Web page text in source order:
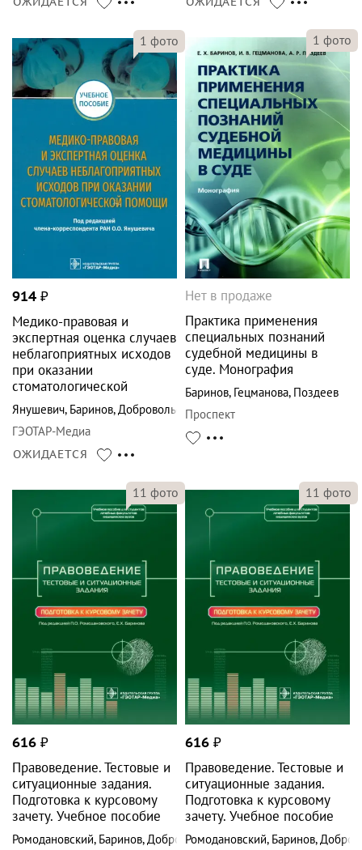
1 фото
914 ₽
Медико-правовая и
экспертная оценка случаев
неблагоприятных исходов
при оказании
стоматологической
Янушевич, Баринов,Добровольская
ГЭОТАР-Медиа
ОЖИДАЕТСЯ
1 фото
Нет в продаже
Практика применения
специальных познаний
судебной медицины в
суде. Монография
Баринов, Гецманова, Поздеев
Проспект
11 фото
616 ₽
Правоведение. Тестовые и
ситуационные задания.
Подготовка к курсовому
зачету. Учебное пособие
Ромодановский, Баринов, Добровольская
11 фото
616 ₽
Правоведение. Тестовые и
ситуационные задания.
Подготовка к курсовому
зачету. Учебное пособие
Ромодановский, Баринов,